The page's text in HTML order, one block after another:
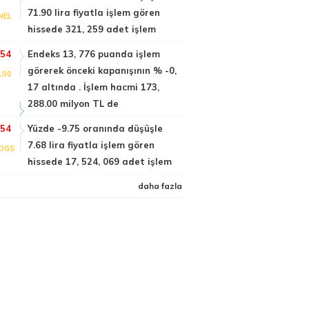
71.90 lira fiyatla işlem gören
hissede 321, 259 adet işlem
Endeks 13, 776 puanda işlem
görerek önceki kapanışının % -0,
17 altında . İşlem hacmi 173,
288.00 milyon TL de
Yüzde -9.75 oranında düşüşle
7.68 lira fiyatla işlem gören
hissede 17, 524, 069 adet işlem
daha fazla